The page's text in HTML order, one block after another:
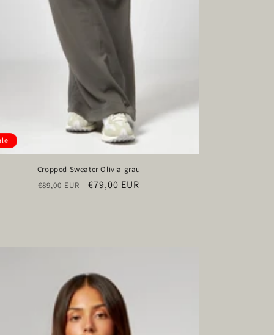
Cropped Sweater Olivia grau
Normaler
€89,00 EUR Verkaufspreis
€79,00 EUR